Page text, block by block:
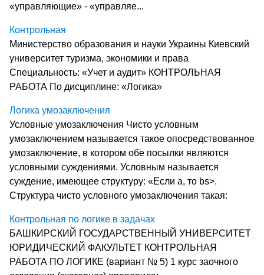
«управляющие» - «управляе...
Контрольная
Министерство образования и науки Украины Киевский
университет туризма, экономики и права
Специальность: «Учет и аудит» КОНТРОЛЬНАЯ
РАБОТА По дисциплине: «Логика»
Логика умозаключения
Условные умозаключения Чисто условным
умозаключением называется такое опосредст­вованное
умозаключение, в котором обе посылки являются
услов­ными суждениями. Условным называется
суждение, имеющее структуру: «Если а, то bs>.
Структура чисто условного умозаклю­чения такая:
Контрольная по логике в задачах
БАШКИРСКИЙ ГОСУДАРСТВЕННЫЙ УНИВЕРСИТЕТ
ЮРИДИЧЕСКИЙ ФАКУЛЬТЕТ КОНТРОЛЬНАЯ
РАБОТА ПО ЛОГИКЕ (вариант № 5) 1 курс заочного